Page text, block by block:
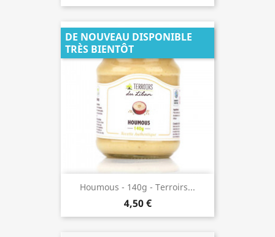
Houmous - 140g - Terroirs...
4,50 €
DE NOUVEAU DISPONIBLE
TRÈS BIENTÔT